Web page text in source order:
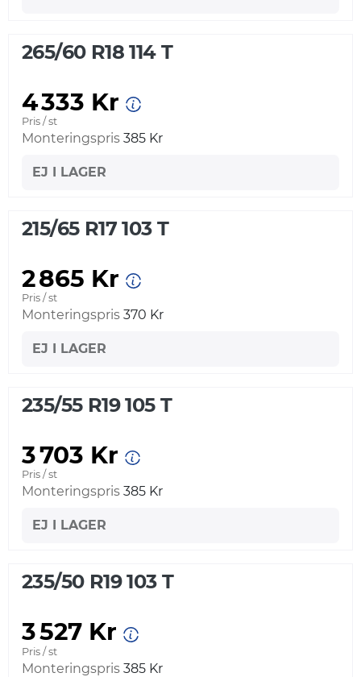
265/60 R18 114 T
4 333 Kr
Pris / st
Monteringspris 385 Kr
EJ I LAGER
215/65 R17 103 T
2 865 Kr
Pris / st
Monteringspris 370 Kr
EJ I LAGER
235/55 R19 105 T
3 703 Kr
Pris / st
Monteringspris 385 Kr
EJ I LAGER
235/50 R19 103 T
3 527 Kr
Pris / st
Monteringspris 385 Kr